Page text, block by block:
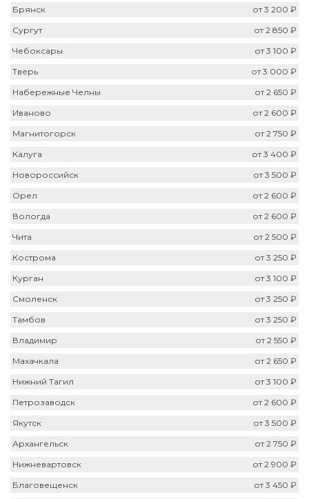
Брянск
от 3 200 ₽
Сургут
от 2 850 ₽
Чебоксары
от 3 100 ₽
Тверь
от 3 000 ₽
Набережные Челны
от 2 650 ₽
Иваново
от 2 600 ₽
Магнитогорск
от 2 750 ₽
Калуга
от 3 400 ₽
Новороссийск
от 3 500 ₽
Орел
от 2 600 ₽
Вологда
от 2 600 ₽
Чита
от 2 500 ₽
Кострома
от 3 250 ₽
Курган
от 3 100 ₽
Смоленск
от 3 250 ₽
Тамбов
от 3 250 ₽
Владимир
от 2 550 ₽
Махачкала
от 2 650 ₽
Нижний Тагил
от 3 100 ₽
Петрозаводск
от 2 600 ₽
Якутск
от 3 500 ₽
Архангельск
от 2 750 ₽
Нижневартовск
от 2 900 ₽
Благовещенск
от 3 450 ₽